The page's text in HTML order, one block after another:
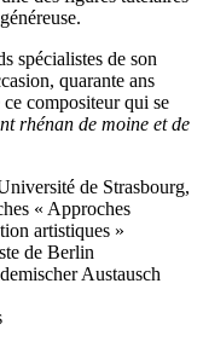
spécialistes de son
quarante ans
compositeur qui se
rhénan de moine et de
de Strasbourg,
« Approches
artistiques »
de Berlin
Austausch